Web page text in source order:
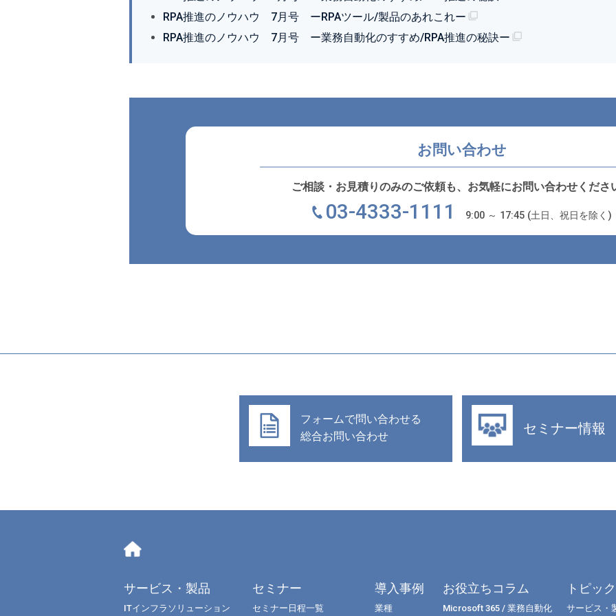
RPA推進のノウハウ 7月号 ーRPAツール/製品のあれこれー
RPA推進のノウハウ 7月号 ー業務自動化のすすめ/RPA推進の秘訣ー
お問い合わせ
ご相談・お見積りのみのご依頼も、お気軽にお問い合わせくださ
03-4333-1111 9:00 ～ 17:45 (土日、祝日を除く)
フォームで問い合わせる
総合お問い合わせ
セミナー情報
サービス・製品
ITインフラソリューション
セミナー
セミナー日程一覧
導入事例
業種
お役立ちコラム
Microsoft 365 / 業務自動化
トピッ
サービス・